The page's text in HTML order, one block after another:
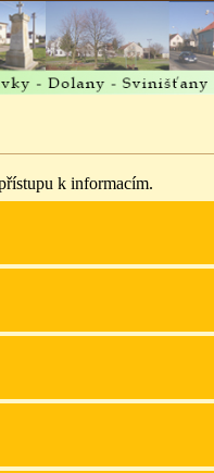
k informacím.